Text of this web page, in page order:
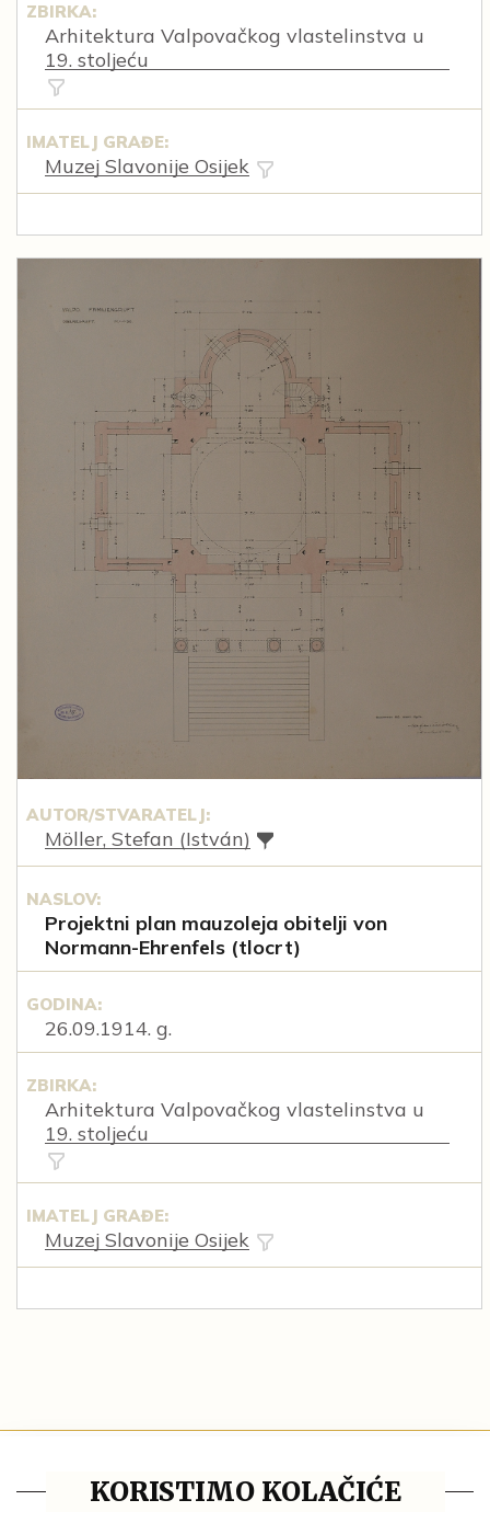
ZBIRKA:
Arhitektura Valpovačkog vlastelinstva u
19. stoljeću
IMATELJ GRAĐE:
Muzej Slavonije Osijek
AUTOR/STVARATELJ:
Möller, Stefan (István)
NASLOV:
Projektni plan mauzoleja obitelji von
Normann-Ehrenfels (tlocrt)
GODINA:
26.09.1914. g.
ZBIRKA:
Arhitektura Valpovačkog vlastelinstva u
19. stoljeću
IMATELJ GRAĐE:
Muzej Slavonije Osijek
Pravila privatnostiKORISTIMO KOLAČIĆE